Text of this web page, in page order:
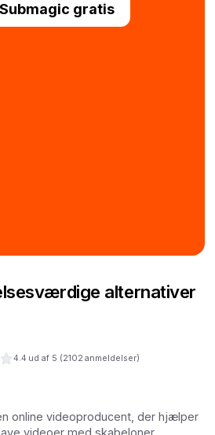
gratis
alternativer
4.4 ud af 5 (2102 anmeldelser)
online videoproducent, der hjælper
videoer med skabeloner,